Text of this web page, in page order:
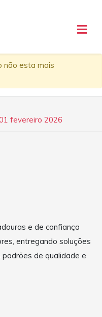
não esta mais
fevereiro 2026
e de confiança
entregando soluções
de qualidade e